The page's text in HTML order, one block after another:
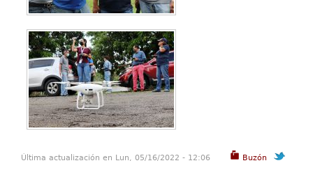
Buzón
Última actualización en Lun, 05/16/2022 - 12:06